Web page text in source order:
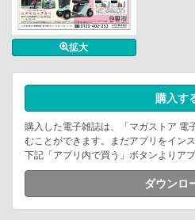
拡大
購入す
購入した電子雑誌は、「マガストア 電
むことができます。まだアプリをイン
下記「アプリ内で買う」ボタンよりア
ダウンロ